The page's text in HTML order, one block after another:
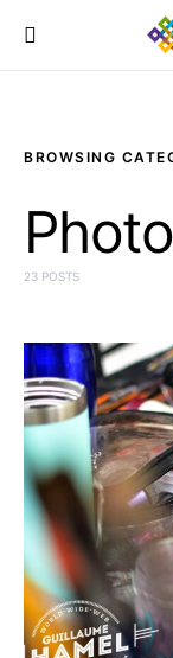
BROWSING
23 POSTS